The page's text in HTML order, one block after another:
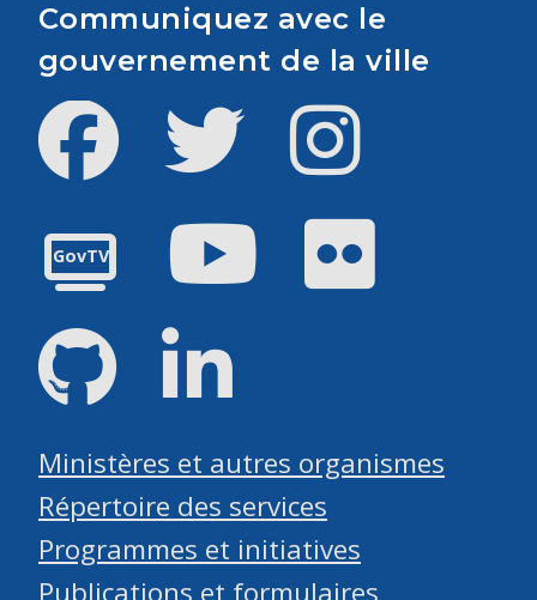
Communiquez avec le
gouvernement de la ville
Facebook Twitter
GovTV
Youtube
GitHub
Ministères et autres organismes
Répertoire des services
Programmes et initiatives
Publications et formulaires